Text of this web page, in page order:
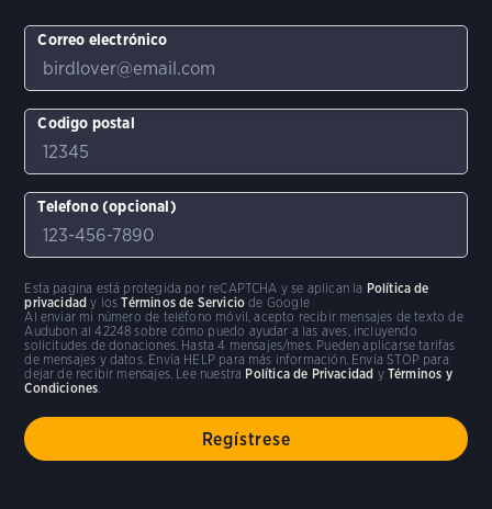
Correo electrónico
Codigo postal
Telefono (opcional)
Al enviar mi número de teléfono móvil, acepto recibir mensajes de texto de
Audubon al 42248 sobre cómo puedo ayudar a las aves, incluyendo
solicitudes de donaciones. Hasta 4 mensajes/mes. Pueden aplicarse tarifas
de mensajes y datos. Envía HELP para más información. Envía STOP para
dejar de recibir mensajes. Lee nuestra Política de Privacidad y Términos y
Condiciones.
Esta pagina está protegida por reCAPTCHA y se aplican la Política de
privacidad y losTérminos de Servicio de Google